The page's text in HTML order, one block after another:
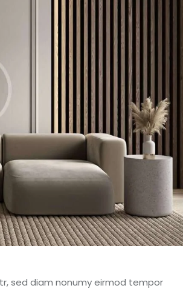
sed diam nonumy eirmod tempor